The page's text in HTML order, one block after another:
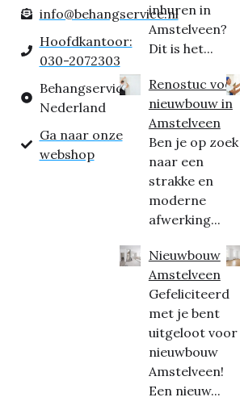
info@behangservice.nl
Hoofdkantoor:
030-2072303
Behangservice
Nederland
Ga naar onze
webshop
inhuren in
Amstelveen?
Dit is het...
Renostuc voor
nieuwbouw in
Amstelveen
Ben je op zoek
naar een
strakke en
moderne
afwerking...
Nieuwbouw
Amstelveen
Gefeliciteerd
met je bent
uitgeloot voor
nieuwbouw
Amstelveen!
Een nieuw...